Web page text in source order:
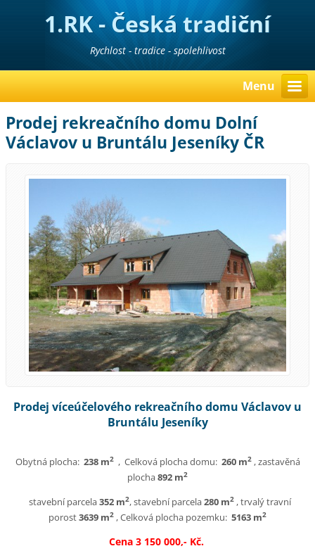
1.RK - Česká tradiční
realitní kancelář
Rychlost - tradice - spolehlivost
Menu
Prodej rekreačního domu Dolní
Václavov u Bruntálu Jeseníky ČR
Prodej víceúčelového rekreačního domu Václavov u
Bruntálu Jeseníky
Obytná plocha: 238 m2, Celková plocha domu: 260 m2, zastavěná
plocha892 m2
stavební parcela352 m2, stavební parcela280 m2, trvalý travní
porost3639 m2 , Celková plocha pozemku: 5163 m2
Cena 3 150 000,- Kč.